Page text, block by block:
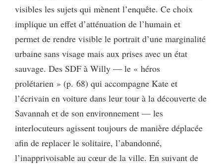
visibles les sujets qui mènent l’enquête. Ce choix
implique un effet d’atténuation de l’humain et
permet de rendre visible le portrait d’une marginalité
urbaine sans visage mais aux prises avec un état
sauvage. Des SDF à Willy — le « héros
prolétarien » (p. 68) qui accompagne Kate et
l’écrivain en voiture dans leur tour à la découverte de
Savannah et de son environnement — les
interlocuteurs agissent toujours de manière déplacée
afin de replacer le solitaire, l’abandonné,
l’inapprivoisable au cœur de la ville. En suivant de